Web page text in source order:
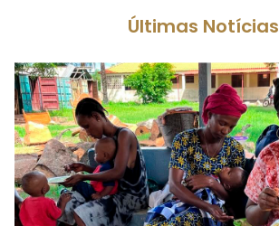
Últimas Notícias